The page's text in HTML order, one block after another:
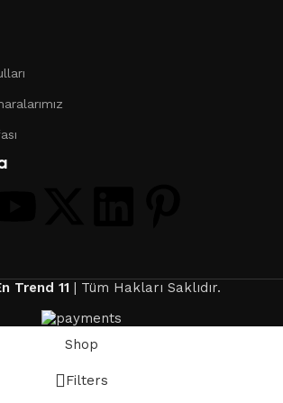
Trend 11 | Tüm Hakları Saklıdır.
Shop
Filters